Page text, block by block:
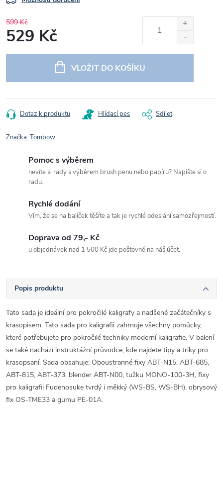
599 Kč
529 Kč
VLOŽIT DO KOŠÍKU
Dotaz k produktu Hlídací pes Sdílet
Značka:Tombow
Pomoc s výběrem
nevíte si rady s výběrem brush penu nebo papíru? Napište si o
radu.
Rychlé dodání
Vím, že se na balíček těšíte a tak je rychlé odeslání samozřejmostí.
Doprava od 79,- Kč
u objednávek nad 1 500 Kč jde poštovné na náš účet.
Popis produktu
Tato sada je ideální pro pokročilé kaligrafy a nadšené začátečníky s
krasopisem. Tato sada pro kaligrafii zahrnuje všechny pomůcky,
které potřebujete pro pokročilé techniky moderní kaligrafie. V balení
se také nachází instruktážní průvodce, kde najdete tipy a triky pro
krasopsaní. Sada obsahuje: Oboustranné fixy ABT-N15, ABT-685,
ABT-815, ABT-373, blender ABT-N00, tužku MONO-100-3H, fixy
pro kaligrafii Fudenosuke tvrdý i měkký (WS-BS, WS-BH), obrysový
fix OS-TME33 a gumu PE-01A.